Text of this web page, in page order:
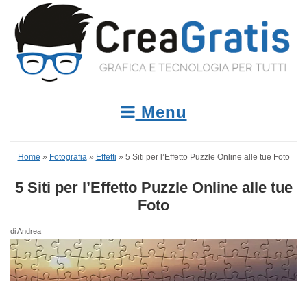
Menu
Home » Fotografia» Effetti » 5 Siti per l’Effetto Puzzle Online alle tue Foto
5 Siti per l’Effetto Puzzle Online alle tue
Foto
di Andrea